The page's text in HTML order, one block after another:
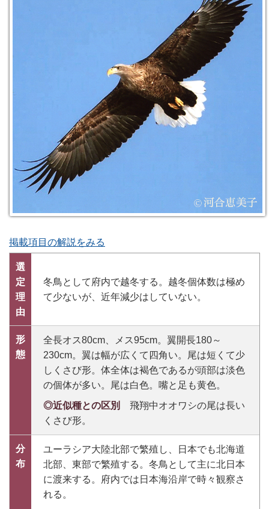
掲載項目の解説をみる
選
定
理
由
冬鳥として府内で越冬する。越冬個体数は極め
て少ないが、近年減少はしていない。
形
態
全長オス80cm、メス95cm。翼開長180～
230cm。翼は幅が広くて四角い。尾は短くて少
しくさび形。体全体は褐色であるが頭部は淡色
の個体が多い。尾は白色。嘴と足も黄色。
◎近似種との区別
飛翔中オオワシの尾は長い
くさび形。
分
布
ユーラシア大陸北部で繁殖し、日本でも北海道
北部、東部で繁殖する。冬鳥として主に北日本
に渡来する。府内では日本海沿岸で時々観察さ
れる。